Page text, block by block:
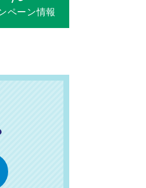
ペーン情報
ペーン情報